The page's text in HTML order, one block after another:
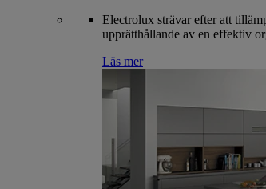
Electrolux strävar efter att
upprätthållande av en effektiv
Läs mer